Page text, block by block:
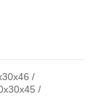
/
/